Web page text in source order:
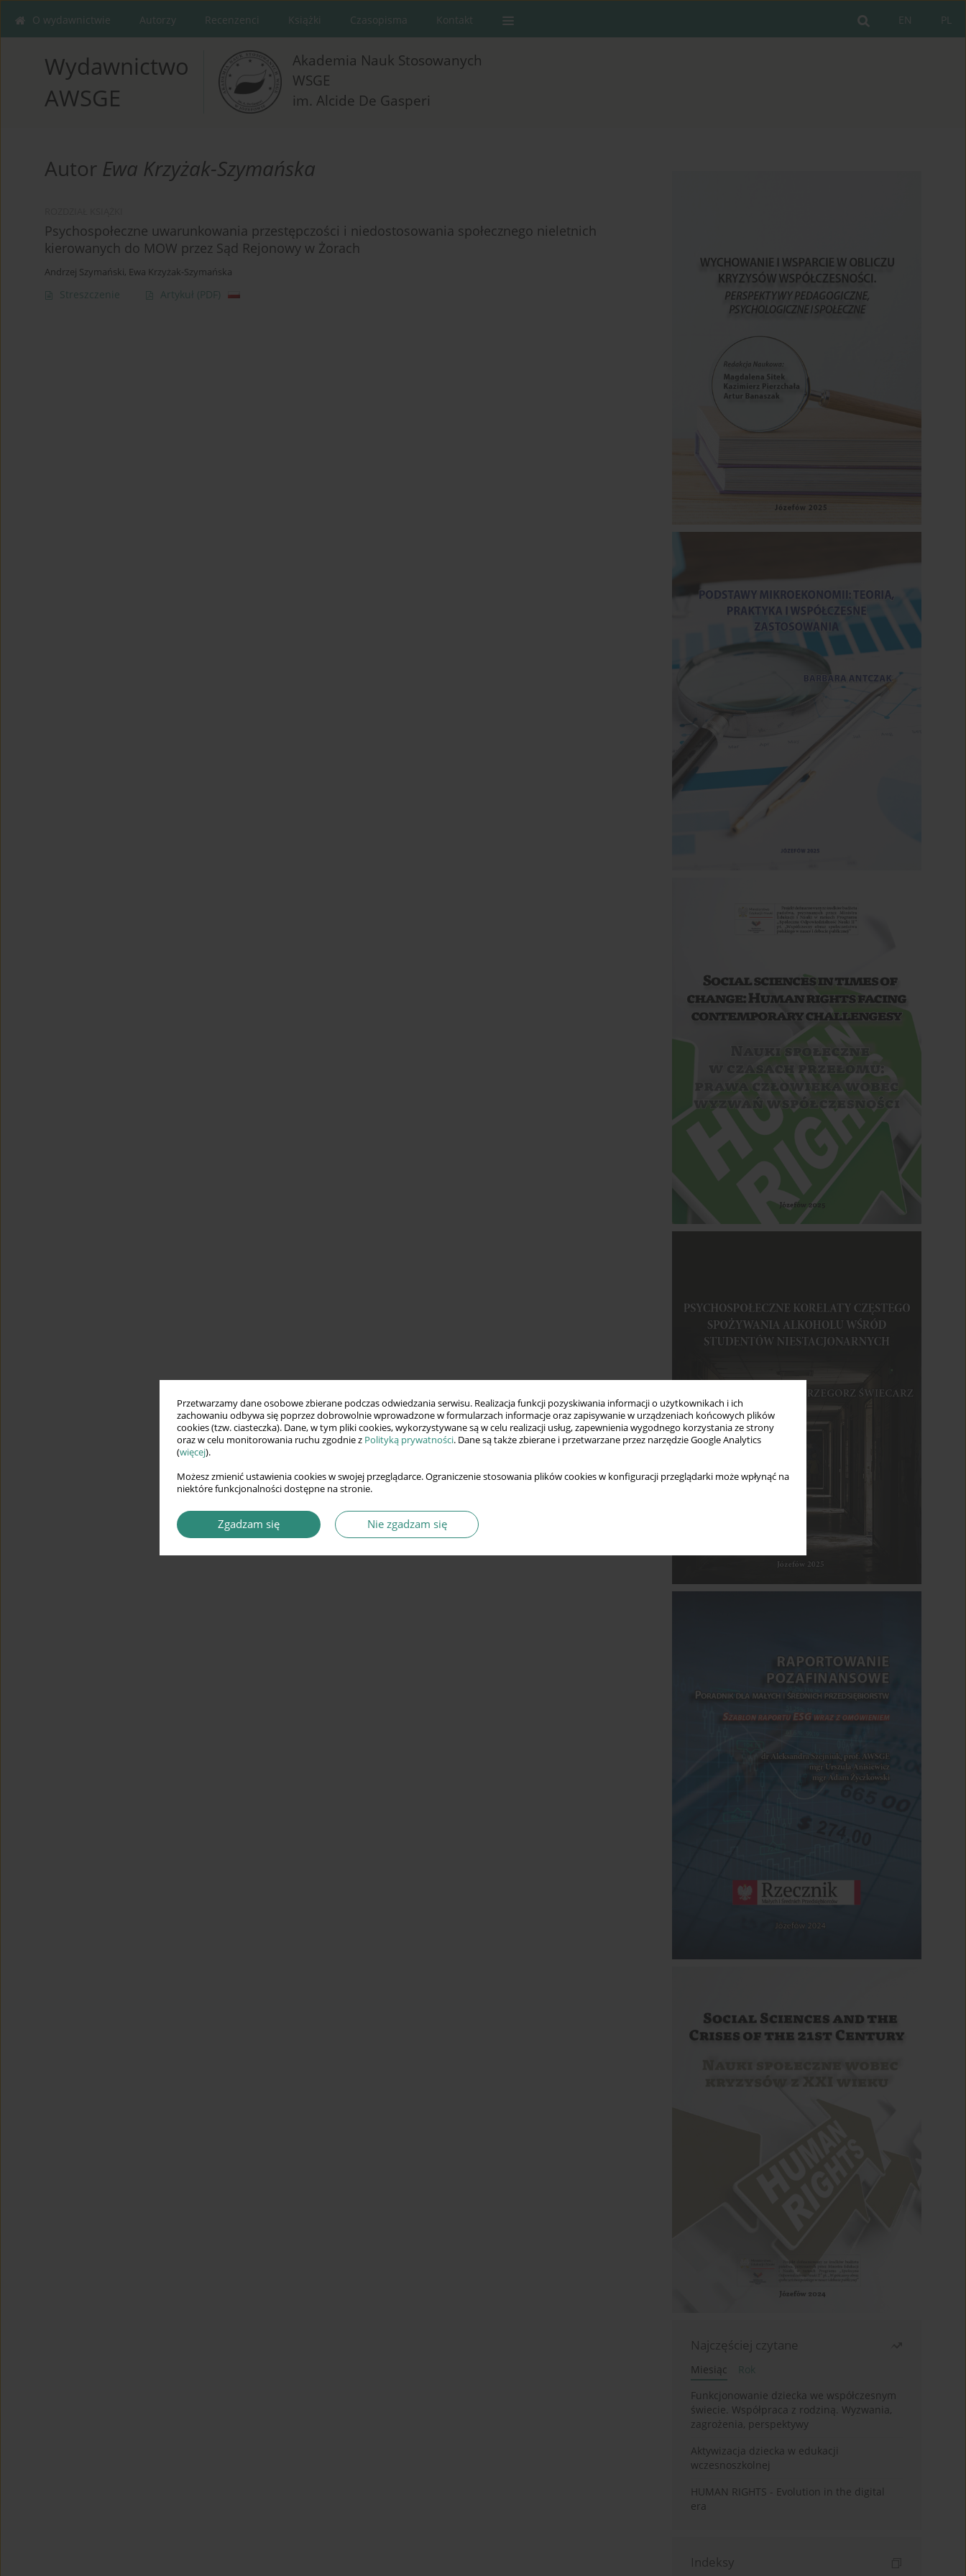
Przetwarzamy dane osobowe zbierane podczas odwiedzania serwisu. Realizacja funkcji pozyskiwania informacji o użytkownikach i ich
zachowaniu odbywa się poprzez dobrowolnie wprowadzone w formularzach informacje oraz zapisywanie w urządzeniach końcowych plików
cookies (tzw. ciasteczka). Dane, w tym pliki cookies, wykorzystywane są w celu realizacji usług, zapewnienia wygodnego korzystania ze strony
oraz w celu monitorowania ruchu zgodnie z Polityką prywatności. Dane są także zbierane i przetwarzane przez narzędzie Google Analytics
(więcej).
Możesz zmienić ustawienia cookies w swojej przeglądarce. Ograniczenie stosowania plików cookies w konfiguracji przeglądarki może wpłynąć na
niektóre funkcjonalności dostępne na stronie.
Zgadzam się Nie zgadzam się
PL
EN
O wydawnictwie Autorzy Recenzenci Książki Czasopisma Kontakt
Wydawnictwo
AWSGE
Akademia Nauk Stosowanych
WSGE
im. Alcide De Gasperi
Autor Ewa Krzyżak-Szymańska
Psychospołeczne uwarunkowania przestępczości i niedostosowania społecznego nieletnich
kierowanych do MOW przez Sąd Rejonowy w Żorach
Andrzej Szymański, Ewa Krzyżak-Szymańska
Streszczenie Artykuł (PDF)
Najczęściej czytane
Miesiąc
Rok
Funkcjonowanie dziecka we współczesnym
świecie. Współpraca z rodziną. Wyzwania,
zagrożenia, perspektywy
Aktywizacja dziecka w edukacji
wczesnoszkolnej
HUMAN RIGHTS - Evolution in the digital
era
Indeksy